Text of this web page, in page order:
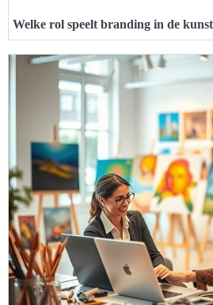
Welke rol speelt branding in de